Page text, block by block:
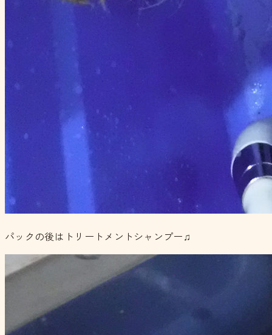
パックの後はトリートメントシャンプー♫